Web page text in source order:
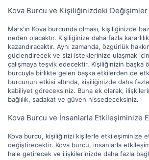
Kova Burcu ve Kişiliğinizdeki Değişimler
Mars'ın Kova burcunda olması, kişiliğinizde
neden olacaktır. Kişiliğinize daha fazla
kazandıracaktır. Aynı zamanda, özgürlük
güçlendirecek ve sizi isteklerinize ulaşmak
çalışmaya teşvik edecektir. Kişiliğinizin başka
burcuyla birlikte gelen başka etkilerden de
burcunun etkisi altında, kişiliğinizde daha
kabiliyet göreceksiniz. Buna ek olarak,
bağlılık, sadakat ve güven hissedeceksiniz.
Kova Burcu ve İnsanlarla Etkileşiminize
Kova burcu, kişiliğinizi kişilerle etkileşiminize
değiştirecektir. Kova burcu, insanlarla
hale getirecek ve ilişkilerinizde daha fazla